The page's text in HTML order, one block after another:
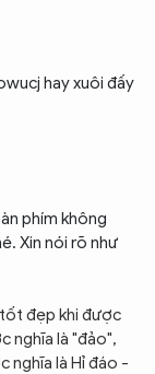
hay xuôi đấy
phím không
Xin nói rõ như
tốt đẹp khi được
nghĩa là "đảo",
nghĩa là Hỉ đáo -
về